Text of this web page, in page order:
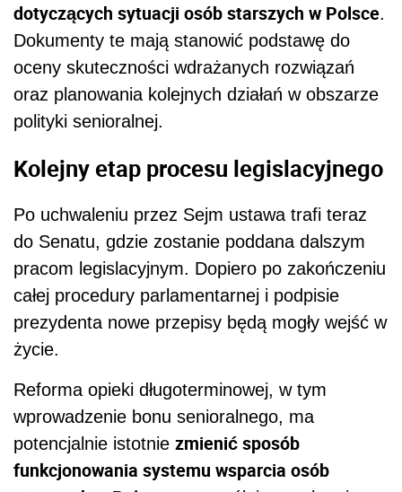
dotyczących sytuacji osób starszych w Polsce.
Dokumenty te mają stanowić podstawę do
oceny skuteczności wdrażanych rozwiązań
oraz planowania kolejnych działań w obszarze
polityki senioralnej.
Kolejny etap procesu legislacyjnego
Po uchwaleniu przez Sejm ustawa trafi teraz
do Senatu, gdzie zostanie poddana dalszym
pracom legislacyjnym. Dopiero po zakończeniu
całej procedury parlamentarnej i podpisie
prezydenta nowe przepisy będą mogły wejść w
życie.
Reforma opieki długoterminowej, w tym
wprowadzenie bonu senioralnego, ma
potencjalnie istotnie zmienić sposób
funkcjonowania systemu wsparcia osób